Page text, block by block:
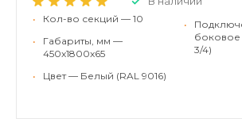
•
Кол-во секций — 10
•
Габариты, мм —
450x1800x65
•
Цвет — Белый (RAL 9016)
•
3/4)